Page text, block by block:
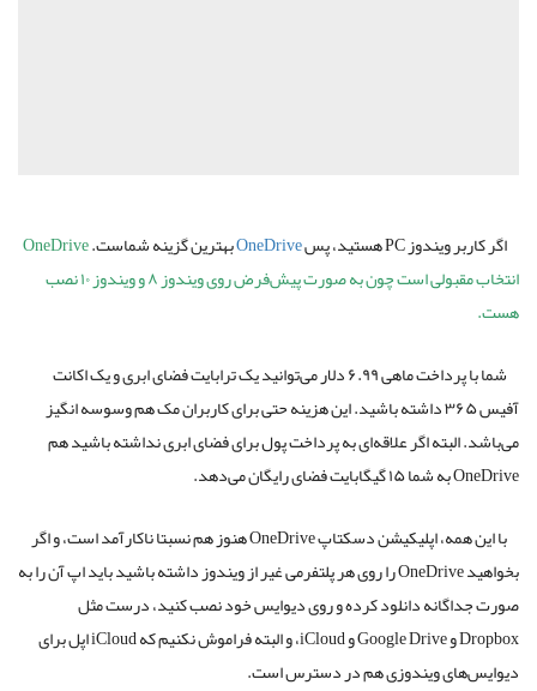
اگر کاربر ویندوز PC هستید، پس OneDriveبهترین گزینه شماست.OneDrive
انتخاب مقبولی است چون به صورت پیش‌فرض روی ویندوز ۸ و ویندوز ۱۰ نصب
هست.
شما با پرداخت ماهی ۶.۹۹ دلار می‌توانید یک ترابایت فضای ابری و یک اکانت
آفیس ۳۶۵ داشته باشید. این هزینه حتی برای کاربران مک هم وسوسه انگیز
می‌باشد. البته اگر علاقه‌ای به پرداخت پول برای فضای ابری نداشته باشید هم
OneDrive به شما ۱۵ گیگابایت فضای رایگان می‌دهد.
با این همه، اپلیکیشن دسکتاپ OneDrive هنوز هم نسبتا ناکارآمد است، و اگر
بخواهید OneDrive را روی هر پلتفرمی غیر از ویندوز داشته باشید باید اپ آن را به
صورت جداگانه دانلود کرده و روی دیوایس خود نصب کنید، درست مثل
Dropbox و Google Drive و iCloud، و البته فراموش نکنیم که iCloud اپل برای
دیوایس‌های ویندوزی هم در دسترس است.